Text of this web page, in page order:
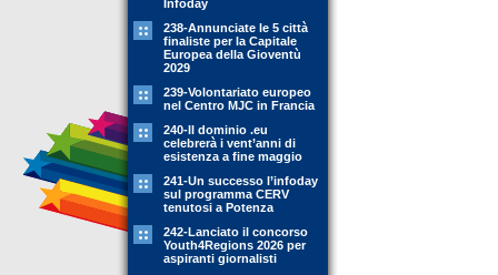
Infoday
238-Annunciate le 5 città
finaliste per la Capitale
Europea della Gioventù
2029
239-Volontariato europeo
nel Centro MJC in Francia
240-Il dominio .eu
celebrerà i vent’anni di
esistenza a fine maggio
241-Un successo l’infoday
sul programma CERV
tenutosi a Potenza
242-Lanciato il concorso
Youth4Regions 2026 per
aspiranti giornalisti